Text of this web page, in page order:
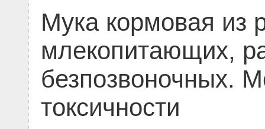
Мука кормовая из
млекопитающих,
безпозвоночных.
токсичности